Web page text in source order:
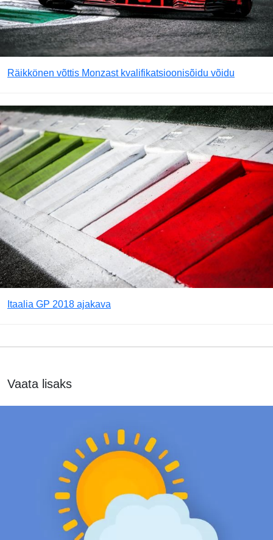
Räikkönen võttis Monzast kvalifikatsioonisõidu võidu
Itaalia GP 2018 ajakava
Vaata lisaks